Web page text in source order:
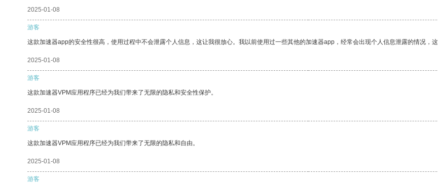
2025-01-08
游客
这款加速器app的安全性很高，使用过程中不会泄露个人信息，这让我很放心。我以前使用过一些其他的加速器app，经常会出现个人信息泄露的情况，这
2025-01-08
游客
这款加速器VPM应用程序已经为我们带来了无限的隐私和安全性保护。
2025-01-08
游客
这款加速器VPM应用程序已经为我们带来了无限的隐私和自由。
2025-01-08
游客